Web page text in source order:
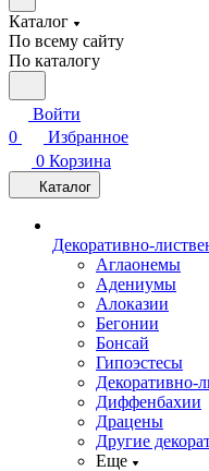
Каталог
По всему сайту
По каталогу
Войти
0
Избранное
0 Корзина
Каталог
Декоративно-
Аглаонемы
Адениумы
Алоказии
Бегонии
Бонсай
Гипоэстесы
Декоративно-
Диффенбахии
Драцены
Другие
Еще